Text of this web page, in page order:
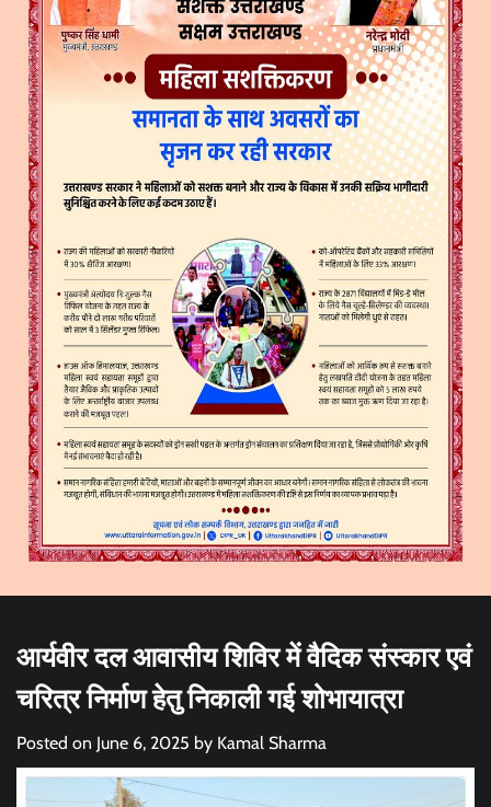
आर्यवीर दल आवासीय शिविर में वैदिक संस्कार एवं
चरित्र निर्माण हेतु निकाली गई शोभायात्रा
Posted on June 6, 2025 by Kamal Sharma